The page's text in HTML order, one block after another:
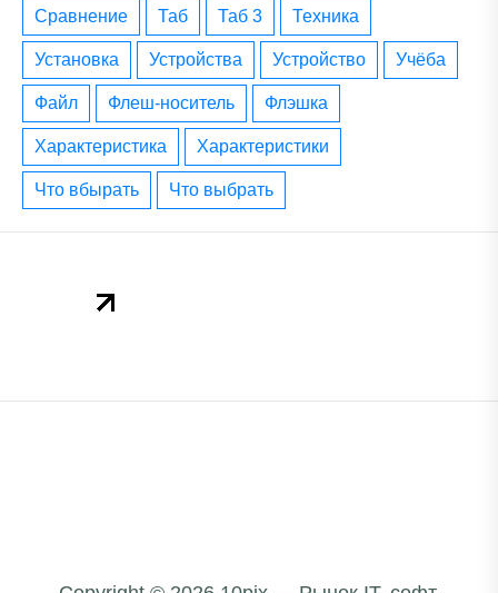
сравнение таб таб 3 техника
установка устройства устройство учёба
файл флеш-носитель флэшка
характеристика характеристики
что вбырать что выбрать